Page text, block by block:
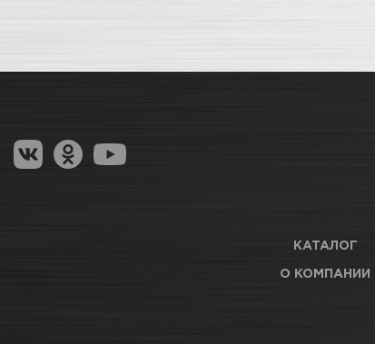
ТЦ АВТОМОЛЛ
Оптовые поставки
КАТАЛОГ
О КОМПАНИИ